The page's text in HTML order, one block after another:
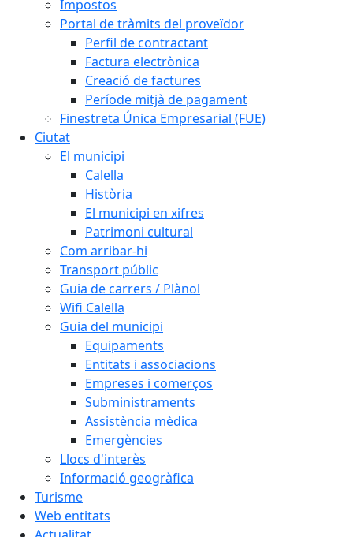
Impostos
Portal de tràmits del proveïdor
Perfil de contractant
Factura electrònica
Creació de factures
Període mitjà de pagament
Finestreta Única Empresarial (FUE)
Ciutat
El municipi
Calella
Història
El municipi en xifres
Patrimoni cultural
Com arribar-hi
Transport públic
Guia de carrers / Plànol
Wifi Calella
Guia del municipi
Equipaments
Entitats i associacions
Empreses i comerços
Subministraments
Assistència mèdica
Emergències
Llocs d'interès
Informació geogràfica
Turisme
Web entitats